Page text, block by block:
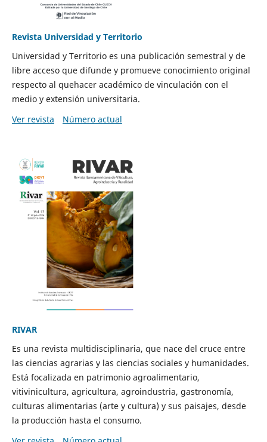
Revista Universidad y Territorio
Universidad y Territorio es una publicación semestral y de
libre acceso que difunde y promueve conocimiento original
respecto al quehacer académico de vinculación con el
medio y extensión universitaria.
Ver revista
Número actual
RIVAR
Es una revista multidisciplinaria, que nace del cruce entre
las ciencias agrarias y las ciencias sociales y humanidades.
Está focalizada en patrimonio agroalimentario,
vitivinicultura, agricultura, agroindustria, gastronomía,
culturas alimentarias (arte y cultura) y sus paisajes, desde
la producción hasta el consumo.